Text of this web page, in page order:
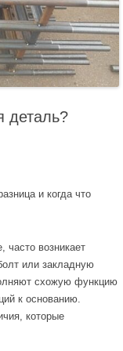
деталь?
и когда что
часто возникает
или закладную
схожую функцию
к основанию.
которые